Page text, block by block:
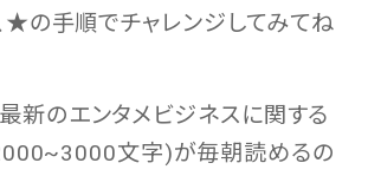
、★の手順でチャレンジしてみてね
新のエンタメビジネスに関する
文字)が毎朝読めるの